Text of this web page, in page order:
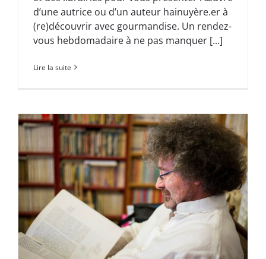
d’une autrice ou d’un auteur hainuyère.er à
(re)découvrir avec gourmandise. Un rendez-
vous hebdomadaire à ne pas manquer [...]
Lire la suite